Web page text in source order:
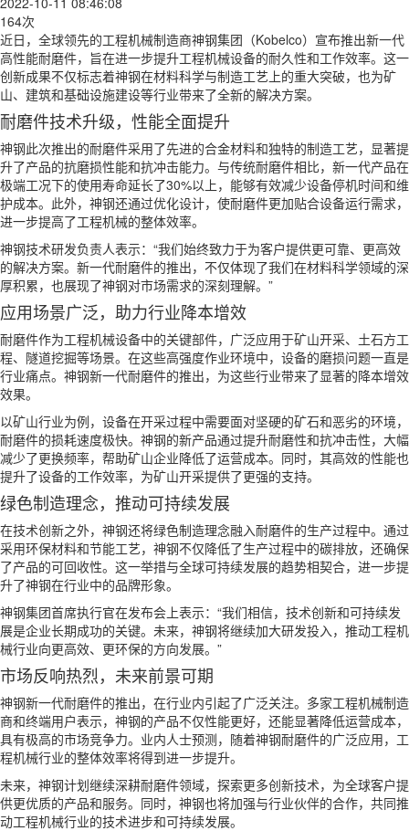
164次
近日，全球领先的工程机械制造商神钢集团（Kobelco）宣布推出新一代
高性能耐磨件，旨在进一步提升工程机械设备的耐久性和工作效率。这一
创新成果不仅标志着神钢在材料科学与制造工艺上的重大突破，也为矿
山、建筑和基础设施建设等行业带来了全新的解决方案。
耐磨件技术升级，性能全面提升
神钢此次推出的耐磨件采用了先进的合金材料和独特的制造工艺，显著提
升了产品的抗磨损性能和抗冲击能力。与传统耐磨件相比，新一代产品在
极端工况下的使用寿命延长了30%以上，能够有效减少设备停机时间和维
护成本。此外，神钢还通过优化设计，使耐磨件更加贴合设备运行需求，
进一步提高了工程机械的整体效率。
神钢技术研发负责人表示：“我们始终致力于为客户提供更可靠、更高效
的解决方案。新一代耐磨件的推出，不仅体现了我们在材料科学领域的深
厚积累，也展现了神钢对市场需求的深刻理解。”
应用场景广泛，助力行业降本增效
耐磨件作为工程机械设备中的关键部件，广泛应用于矿山开采、土石方工
程、隧道挖掘等场景。在这些高强度作业环境中，设备的磨损问题一直是
行业痛点。神钢新一代耐磨件的推出，为这些行业带来了显著的降本增效
效果。
以矿山行业为例，设备在开采过程中需要面对坚硬的矿石和恶劣的环境，
耐磨件的损耗速度极快。神钢的新产品通过提升耐磨性和抗冲击性，大幅
减少了更换频率，帮助矿山企业降低了运营成本。同时，其高效的性能也
提升了设备的工作效率，为矿山开采提供了更强的支持。
绿色制造理念，推动可持续发展
在技术创新之外，神钢还将绿色制造理念融入耐磨件的生产过程中。通过
采用环保材料和节能工艺，神钢不仅降低了生产过程中的碳排放，还确保
了产品的可回收性。这一举措与全球可持续发展的趋势相契合，进一步提
升了神钢在行业中的品牌形象。
神钢集团首席执行官在发布会上表示：“我们相信，技术创新和可持续发
展是企业长期成功的关键。未来，神钢将继续加大研发投入，推动工程机
械行业向更高效、更环保的方向发展。”
市场反响热烈，未来前景可期
神钢新一代耐磨件的推出，在行业内引起了广泛关注。多家工程机械制造
商和终端用户表示，神钢的产品不仅性能更好，还能显著降低运营成本，
具有极高的市场竞争力。业内人士预测，随着神钢耐磨件的广泛应用，工
程机械行业的整体效率将得到进一步提升。
未来，神钢计划继续深耕耐磨件领域，探索更多创新技术，为全球客户提
供更优质的产品和服务。同时，神钢也将加强与行业伙伴的合作，共同推
动工程机械行业的技术进步和可持续发展。